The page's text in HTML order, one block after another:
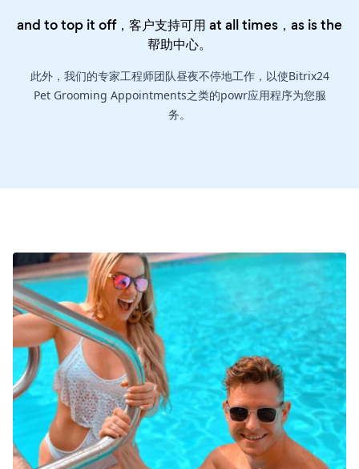
and to top it off，客户支持可用 at all times，as is the
帮助中心。
此外，我们的专家工程师团队昼夜不停地工作，以使Bitrix24
Pet Grooming Appointments之类的powr应用程序为您服
务。